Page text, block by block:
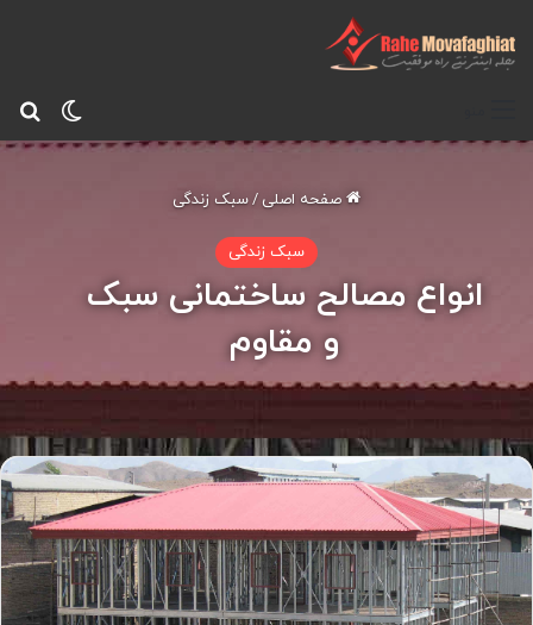
تغییر
صفحه اصلی /سبک زندگی
سبک زندگی
انواع مصالح ساختمانی سبک
و مقاوم